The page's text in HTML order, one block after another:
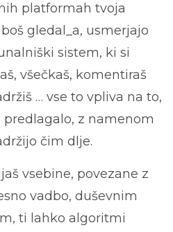
platformah tvoja
gledal_a, usmerjajo
sistem, ki si
všečkaš, komentiraš
… vse to vpliva na to,
predlagalo, z namenom
čim dlje.
vsebine, povezane z
vadbo, duševnim
ti lahko algoritmi